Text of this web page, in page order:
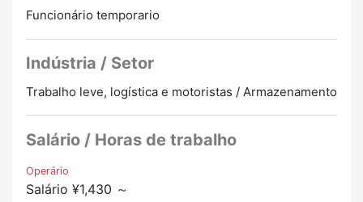
Funcionário temporario
Indústria / Setor
Trabalho leve, logística e motoristas / Armazenamento
Salário / Horas de trabalho
Operário
Salário ¥1,430 ～